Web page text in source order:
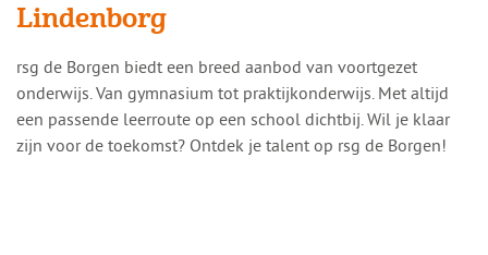
Lindenborg
rsg de Borgen biedt een breed aanbod van voortgezet
onderwijs. Van gymnasium tot praktijkonderwijs. Met altijd
een passende leerroute op een school dichtbij. Wil je klaar
zijn voor de toekomst? Ontdek je talent op rsg de Borgen!